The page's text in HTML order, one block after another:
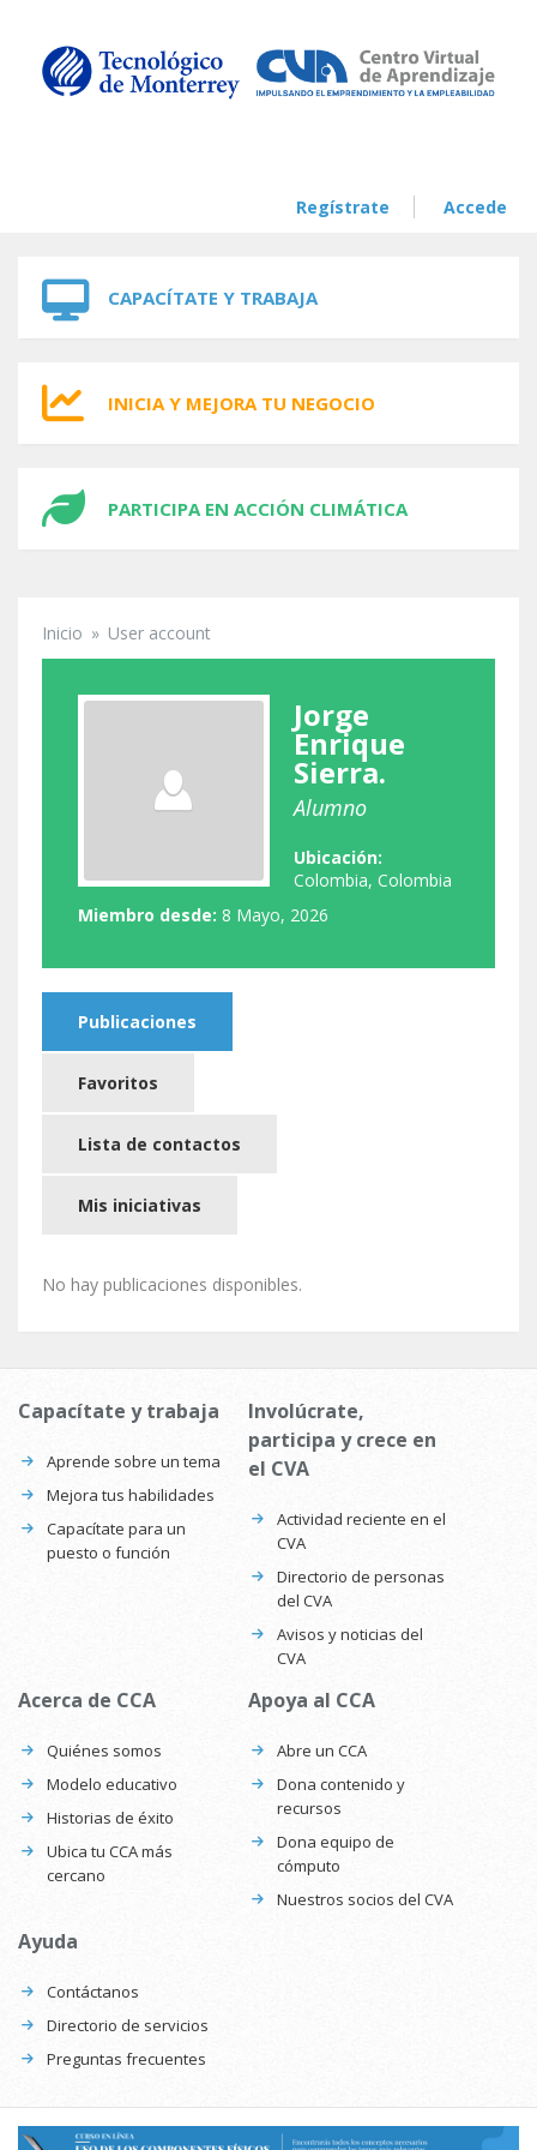
Regístrate Accede
CAPACÍTATE Y TRABAJA
INICIA Y MEJORA TU NEGOCIO
PARTICIPA EN ACCIÓN CLIMÁTICA
Se encuentra usted aquí
Inicio » User account
Jorge
Enrique
Sierra.
Alumno
Ubicación:
Colombia, Colombia
Miembro desde: 8 Mayo, 2026
Publicaciones
Favoritos
Lista de contactos
Mis iniciativas
No hay publicaciones disponibles.
Capacítate y trabaja
Aprende sobre un tema
Mejora tus habilidades
Capacítate para un
puesto o función
Involúcrate,
participa y crece en
el CVA
Actividad reciente en el
CVA
Directorio de personas
del CVA
Avisos y noticias del
CVA
Acerca de CCA
Quiénes somos
Modelo educativo
Historias de éxito
Ubica tu CCA más
cercano
Apoya al CCA
Abre un CCA
Dona contenido y
recursos
Dona equipo de
cómputo
Nuestros socios del CVA
Ayuda
Contáctanos
Directorio de servicios
Preguntas frecuentes